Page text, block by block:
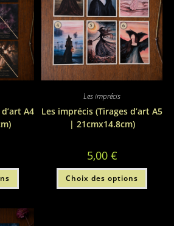
sur
page
produit
sur
la
page
du
A4
Ce
a
variations.
Les
options
Les imprécis
Les imprécis (Tirages d’art A5
| 21cmx14.8cm)
5,00 €
Choix des options
Ce
a